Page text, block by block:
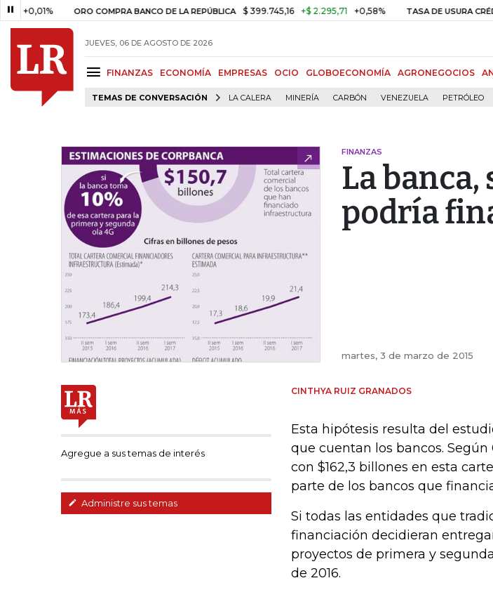
ORO COMPRA BANCO DE LA REPÚBLICA $ 399.745,16 +$ 2.295,71 +0,58% TASA DE USURA CRÉDITO
JUEVES, 06 DE AGOSTO DE 2026
FINANZAS ECONOMÍA EMPRESAS OCIO GLOBOECONOMÍA AGRONEGOCIOS
TEMAS DE CONVERSACIÓN LA CALERA MINERÍA CARBÓN VENEZUELA PETRÓLEO
FINANZAS
La
podría
martes, 3 de marzo de 2015
Agregue a sus temas de interés
Administre sus temas
CINTHYA RUIZ GRANADOS
Esta hipótesis resulta del
que cuentan los bancos.
con $162,3 billones en esta
parte de los bancos que
Si todas las entidades que
financiación decidieran
proyectos de primera y
de 2016.